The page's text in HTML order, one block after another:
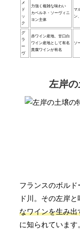
メ
ド
ッ
ク
力強く複雑な味わい
カベルネ・ソーヴィニ
ヨン主体
マ
ン
グ
ラ
ー
ヴ
赤ワイン産地、甘口白
ワイン産地として有名
貴腐ワインが有名
ソ
左岸
フランスのボル
ド川。その左岸
なワインを生み出
に知られていま